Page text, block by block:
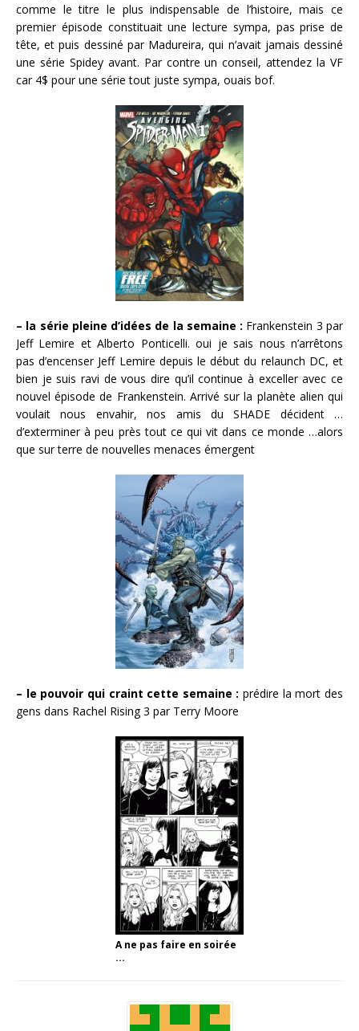
comme le titre le plus indispensable de l’histoire, mais ce
premier épisode constituait une lecture sympa, pas prise de
tête, et puis dessiné par Madureira, qui n’avait jamais dessiné
une série Spidey avant. Par contre un conseil, attendez la VF
car 4$ pour une série tout juste sympa, ouais bof.
– la série pleine d’idées de la semaine : Frankenstein 3 par
Jeff Lemire et Alberto Ponticelli. oui je sais nous n’arrêtons
pas d’encenser Jeff Lemire depuis le début du relaunch DC, et
bien je suis ravi de vous dire qu’il continue à exceller avec ce
nouvel épisode de Frankenstein. Arrivé sur la planète alien qui
voulait nous envahir, nos amis du SHADE décident …
d’exterminer à peu près tout ce qui vit dans ce monde …alors
que sur terre de nouvelles menaces émergent
– le pouvoir qui craint cette semaine : prédire la mort des
gens dans Rachel Rising 3 par Terry Moore
A ne pas faire en soirée
...